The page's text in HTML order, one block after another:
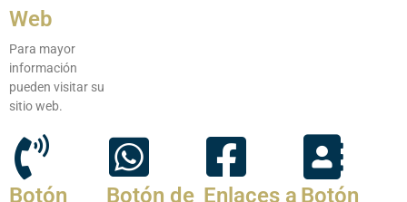
Web
Para mayor
información
pueden visitar su
sitio web.
Botón
Botón de Enlaces a Botón